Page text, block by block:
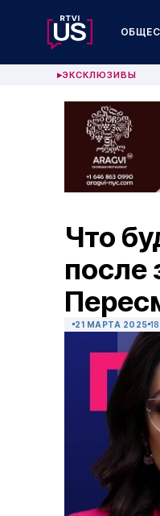
▶ЭКСКЛЮЗИВЫ
Что
после
21 МАРТА 2025